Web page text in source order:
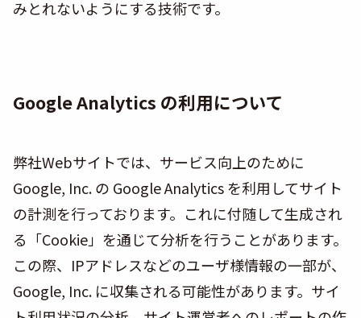
みとれないようにする技術です。
Google Analytics の利用について
弊社Webサイトでは、サービス向上のために
Google, Inc. の Google Analytics を利用してサイト
の計測を行っております。これに付随して生成され
る「Cookie」を通じて分析を行うことがあります。
この際、IPアドレスなどのユーザ様情報の一部が、
Google, Inc. に収集される可能性があります。サイ